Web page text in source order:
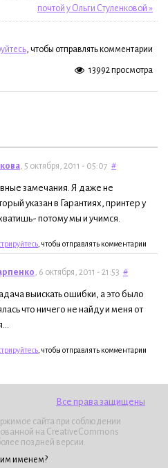
почтой у Ольги Стуленковой »
, чтобы отправлять комментарии
13992 просмотра
, 5 октября, 2011 - 05:07 #
замечания. Я даже не
указан в Гарантиях, принтер у
потому мы и учимся.
, чтобы отправлять комментарии
, 6 октября, 2011 - 21:53 #
выискать ошибки, а это было
что ничего не найду и меня от
, чтобы отправлять комментарии
Все права защищены
сайта при соблюдении
на CreativeCommons
поздней версии.
именем?